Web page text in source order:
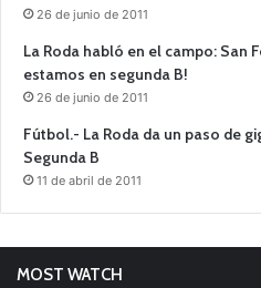
26 de junio de 2011
La Roda habló en el campo: San
estamos en segunda B!
26 de junio de 2011
Fútbol.- La Roda da un paso de
Segunda B
11 de abril de 2011
MOST WATCH